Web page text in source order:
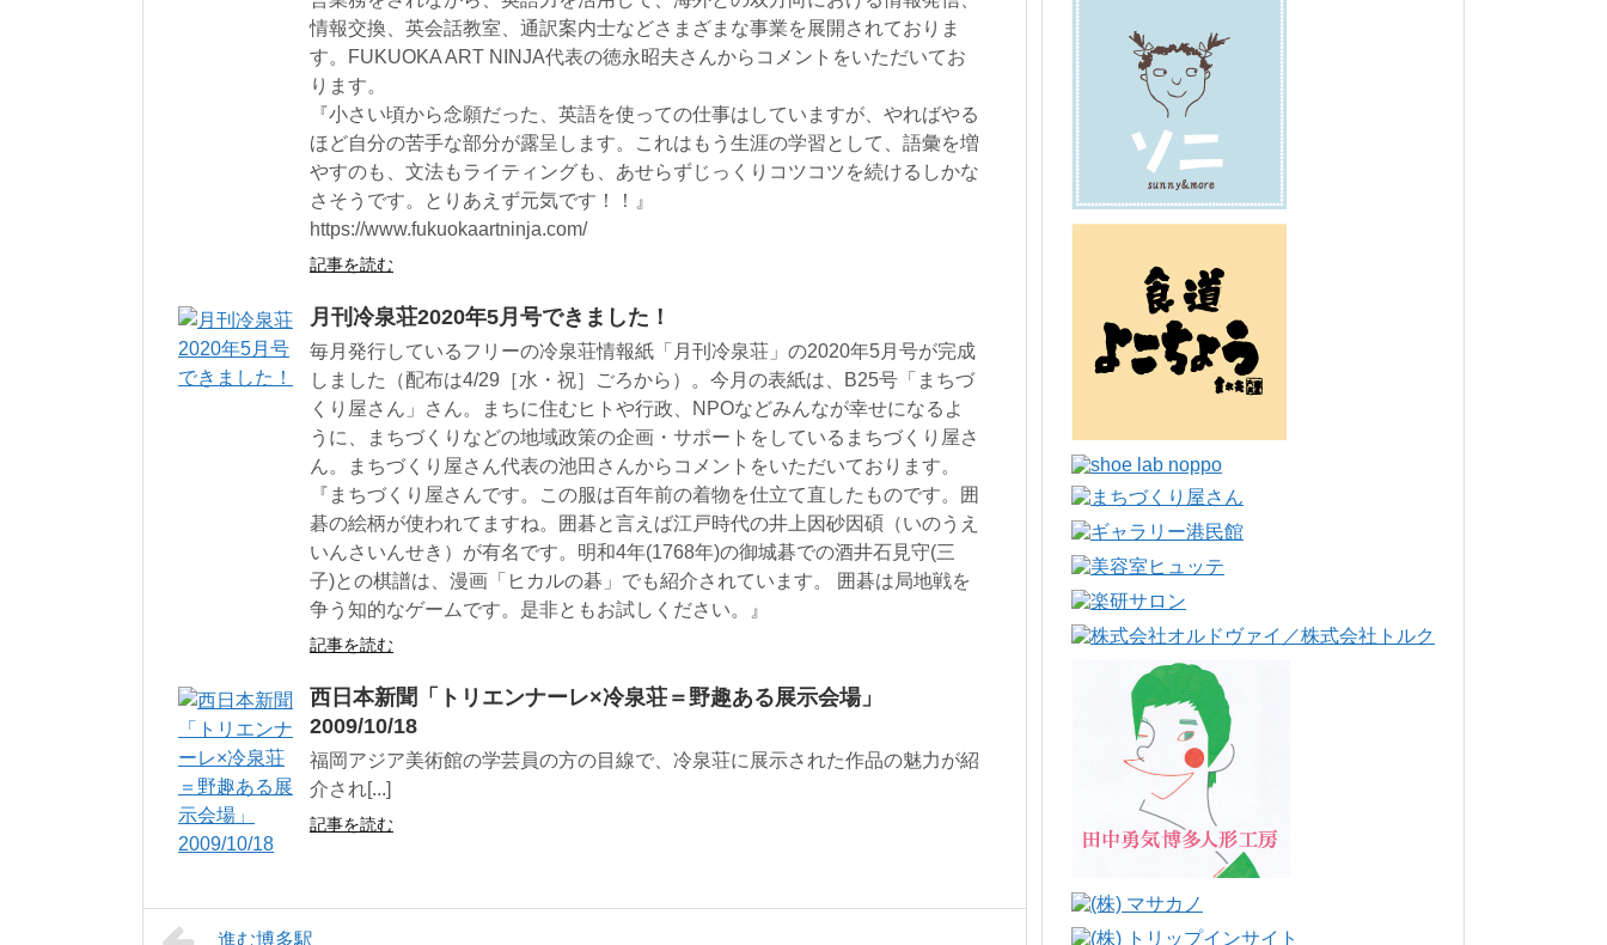
情報交換、英会話教室、通訳案内士などさまざまな事業を展開されておりま
す。FUKUOKA ART NINJA代表の徳永昭夫さんからコメントをいただいてお
ります。
『小さい頃から念願だった、英語を使っての仕事はしていますが、やればやる
ほど自分の苦手な部分が露呈します。これはもう生涯の学習として、語彙を増
やすのも、文法もライティングも、あせらずじっくりコツコツを続けるしかな
さそうです。とりあえず元気です！！』
https://www.fukuokaartninja.com/
記事を読む
月刊冷泉荘2020年5月号できました！
毎月発行しているフリーの冷泉荘情報紙「月刊冷泉荘」の2020年5月号が完成
しました（配布は4/29［水・祝］ごろから）。今月の表紙は、B25号「まちづ
くり屋さん」さん。まちに住むヒトや行政、NPOなどみんなが幸せになるよ
うに、まちづくりなどの地域政策の企画・サポートをしているまちづくり屋さ
ん。まちづくり屋さん代表の池田さんからコメントをいただいております。
『まちづくり屋さんです。この服は百年前の着物を仕立て直したものです。囲
碁の絵柄が使われてますね。囲碁と言えば江戸時代の井上因砂因碩（いのうえ
いんさいんせき）が有名です。明和4年(1768年)の御城碁での酒井石見守(三
子)との棋譜は、漫画「ヒカルの碁」でも紹介されています。 囲碁は局地戦を
争う知的なゲームです。是非ともお試しください。』
記事を読む
西日本新聞「トリエンナーレ×冷泉荘＝野趣ある展示会場」
2009/10/18
福岡アジア美術館の学芸員の方の目線で、冷泉荘に展示された作品の魅力が紹
介され[...]
記事を読む
進む博多駅